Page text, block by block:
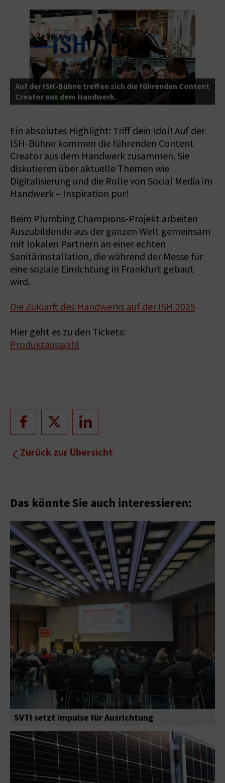
Auf der ISH-Bühne treffen sich die führenden Content
Creator aus dem Handwerk.
Ein absolutes Highlight: Triff dein Idol! Auf der
ISH-Bühne kommen die führenden Content
Creator aus dem Handwerk zusammen. Sie
diskutieren über aktuelle Themen wie
Digitalisierung und die Rolle von Social Media im
Handwerk – Inspiration pur!
Beim Plumbing Champions-Projekt arbeiten
Auszubildende aus der ganzen Welt gemeinsam
mit lokalen Partnern an einer echten
Sanitärinstallation, die während der Messe für
eine soziale Einrichtung in Frankfurt gebaut
wird.
Die Zukunft des Handwerks auf der ISH 2025
Hier geht es zu den Tickets:
Produktauswahl
Zurück zur Übersicht
Das könnte Sie auch interessieren:
SVTI setzt Impulse für Ausrichtung